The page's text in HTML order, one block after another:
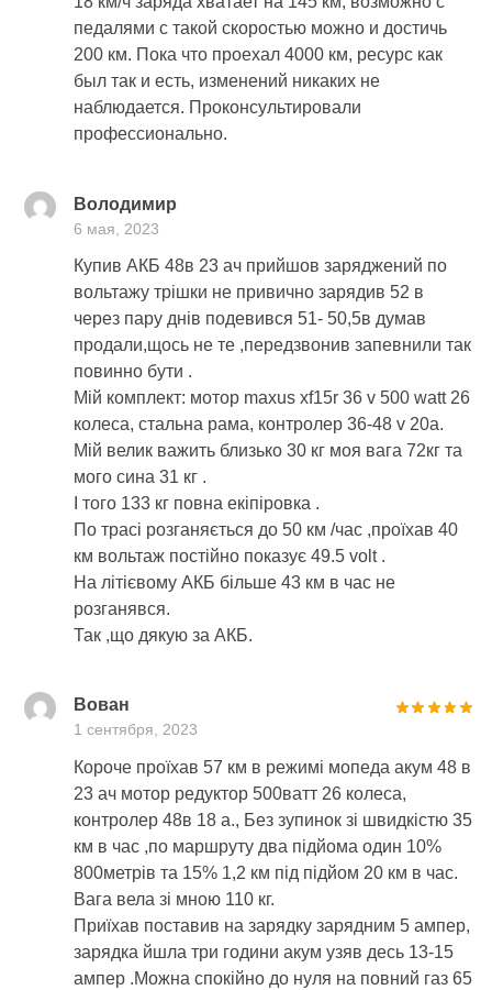
педалями с такой скоростью можно и достичь
200 км. Пока что проехал 4000 км, ресурс как
был так и есть, изменений никаких не
наблюдается. Проконсультировали
профессионально.
Володимир
6 мая, 2023
Купив АКБ 48в 23 ач прийшов заряджений по
вольтажу трішки не привично зарядив 52 в
через пару днів подевився 51- 50,5в думав
продали,щось не те ,передзвонив запевнили так
повинно бути .
Мій комплект: мотор maxus xf15r 36 v 500 watt 26
колеса, стальна рама, контролер 36-48 v 20a.
Мій велик важить близько 30 кг моя вага 72кг та
мого сина 31 кг .
І того 133 кг повна екіпіровка .
По трасі розганяється до 50 км /час ,проїхав 40
км вольтаж постійно показує 49.5 volt .
На літієвому АКБ більше 43 км в час не
розганявся.
Так ,що дякую за АКБ.
Вован
1 сентября, 2023
Короче проїхав 57 км в режимі мопеда акум 48 в
23 ач мотор редуктор 500ватт 26 колеса,
контролер 48в 18 а., Без зупинок зі швидкістю 35
км в час ,по маршруту два підйома один 10%
800метрів та 15% 1,2 км під підйом 20 км в час.
Вага вела зі мною 110 кг.
Приїхав поставив на зарядку зарядним 5 ампер,
зарядка йшла три години акум узяв десь 13-15
ампер .Можна спокійно до нуля на повний газ 65